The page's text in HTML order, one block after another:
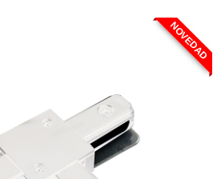
NOVEDAD